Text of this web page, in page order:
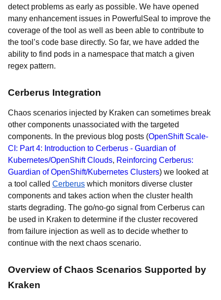
detect problems as early as possible. We have opened
many enhancement issues in PowerfulSeal to improve the
coverage of the tool as well as been able to contribute to
the tool’s code base directly. So far, we have added the
ability to find pods in a namespace that match a given
regex pattern.
Cerberus Integration
Chaos scenarios injected by Kraken can sometimes break
other components unassociated with the targeted
components. In the previous blog posts (OpenShift Scale-
CI: Part 4: Introduction to Cerberus - Guardian of
Kubernetes/OpenShift Clouds, Reinforcing Cerberus:
Guardian of OpenShift/Kubernetes Clusters) we looked at
a tool called Cerberus which monitors diverse cluster
components and takes action when the cluster health
starts degrading. The go/no-go signal from Cerberus can
be used in Kraken to determine if the cluster recovered
from failure injection as well as to decide whether to
continue with the next chaos scenario.
Overview of Chaos Scenarios Supported by
Kraken